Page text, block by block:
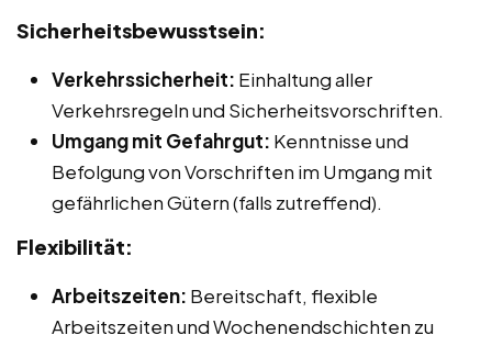
Sicherheitsbewusstsein:
Verkehrssicherheit: Einhaltung aller
Verkehrsregeln und Sicherheitsvorschriften.
Umgang mit Gefahrgut: Kenntnisse und
Befolgung von Vorschriften im Umgang mit
gefährlichen Gütern (falls zutreffend).
Flexibilität:
Arbeitszeiten: Bereitschaft, flexible
Arbeitszeiten und Wochenendschichten zu